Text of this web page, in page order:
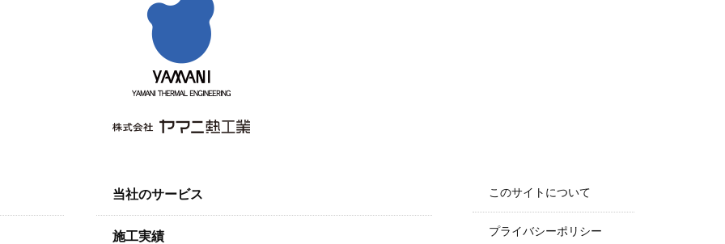
当社のサービス
施工実績
このサイトについて
プライバシーポリシー